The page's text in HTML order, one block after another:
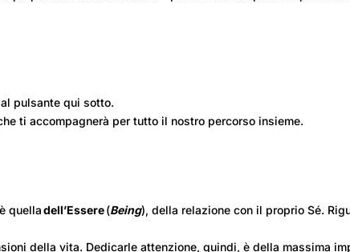
pulsante qui sotto.
ti accompagnerà per tutto il nostro percorso insieme.
è quelladell’Essere(Being), della relazione con il proprio Sé.
della vita. Dedicarle attenzione, quindi, è della massima